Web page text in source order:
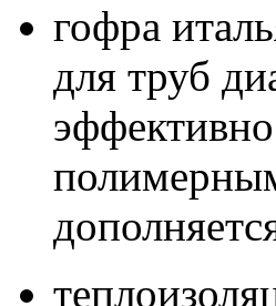
гофра
для труб